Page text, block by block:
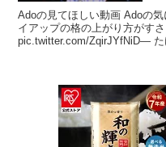
Adoの見てほしい動画 Adoの
イアップの格の上がり方がす
pic.twitter.com/ZqirJYfNiD— た